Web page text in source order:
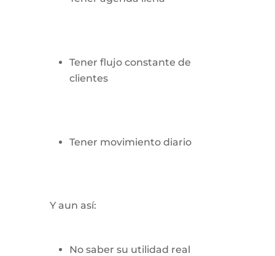
Tener flujo constante de
clientes
Tener movimiento diario
Y aun así:
No saber su utilidad real